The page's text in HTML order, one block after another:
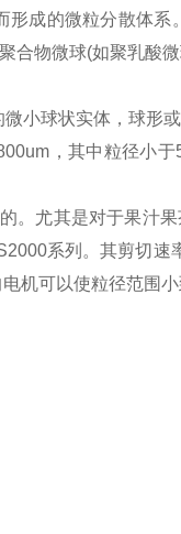
成的微粒分散体
合物微球(如聚乳酸
小球状实体，球形
，其中粒径小
。 尤其是对于果汁
系列。其剪切速
机可以使粒径范围